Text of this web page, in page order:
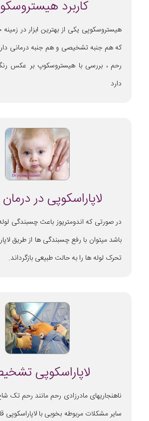
کاربرد
هیستروسکوپی یکی از بهترین ابزار در
که هم جنبه تشخیصی و هم جنبه درمانی
رحم ، بررسی با هیستروسکوپ بر عکس
دارد
لاپاراسکوپی در درمان
در صورتی که اندومتریوز باعث چسبندگی
باشد میتوان با رفع چسبندگی ها از طریق
تحرک لوله ها را به حالت طبیعی بازگرداند.
لاپاراسکوپی
ناهنجاریهای مادرزادی رحم مانند رحم تک
سایر مشکلات مربوطه بخوبی با لاپاراسکوپی